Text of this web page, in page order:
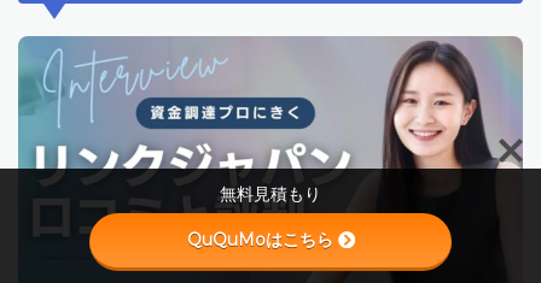
Follow Me
無料見積もり
QuQuMoはこちら